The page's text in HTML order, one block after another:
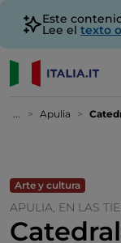
Este
Lee el texto
... Apulia
Arte y cultura
APULIA, EN LAS